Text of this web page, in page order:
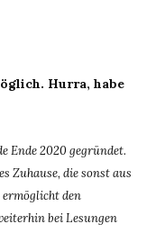
Hurra, habe
Ende 2020 gegründet.
Zuhause, die sonst aus
ermöglicht den
bei Lesungen